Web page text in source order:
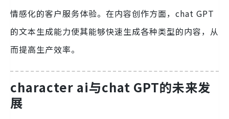
情感化的客户服务体验。在内容创作方面，chat GPT
的文本生成能力使其能够快速生成各种类型的内容，从
而提高生产效率。
character ai与chat GPT的未来发
展